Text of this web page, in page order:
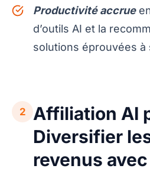
Productivité accrue
d’outils AI et la
solutions éprouvées à
2
Affiliation AI
Diversifier
revenus